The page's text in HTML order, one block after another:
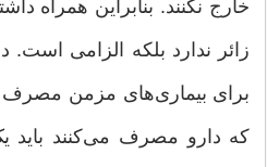
خارج نکنند. بنابراین همراه
زائر ندارد بلکه الزامی
برای بیماری‌های مزمن مصرف
که دارو مصرف می‌کنند باید